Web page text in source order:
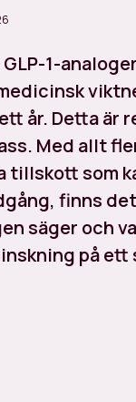
1-
år. Detta
Med allt
tillskott som
finns
säger och
på ett